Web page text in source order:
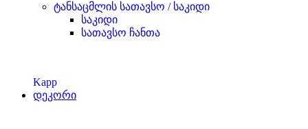
ტანსაცმლის სათავსო / საკიდი
საკიდი
სათავსო ჩანთა
Kapp
დეკორი